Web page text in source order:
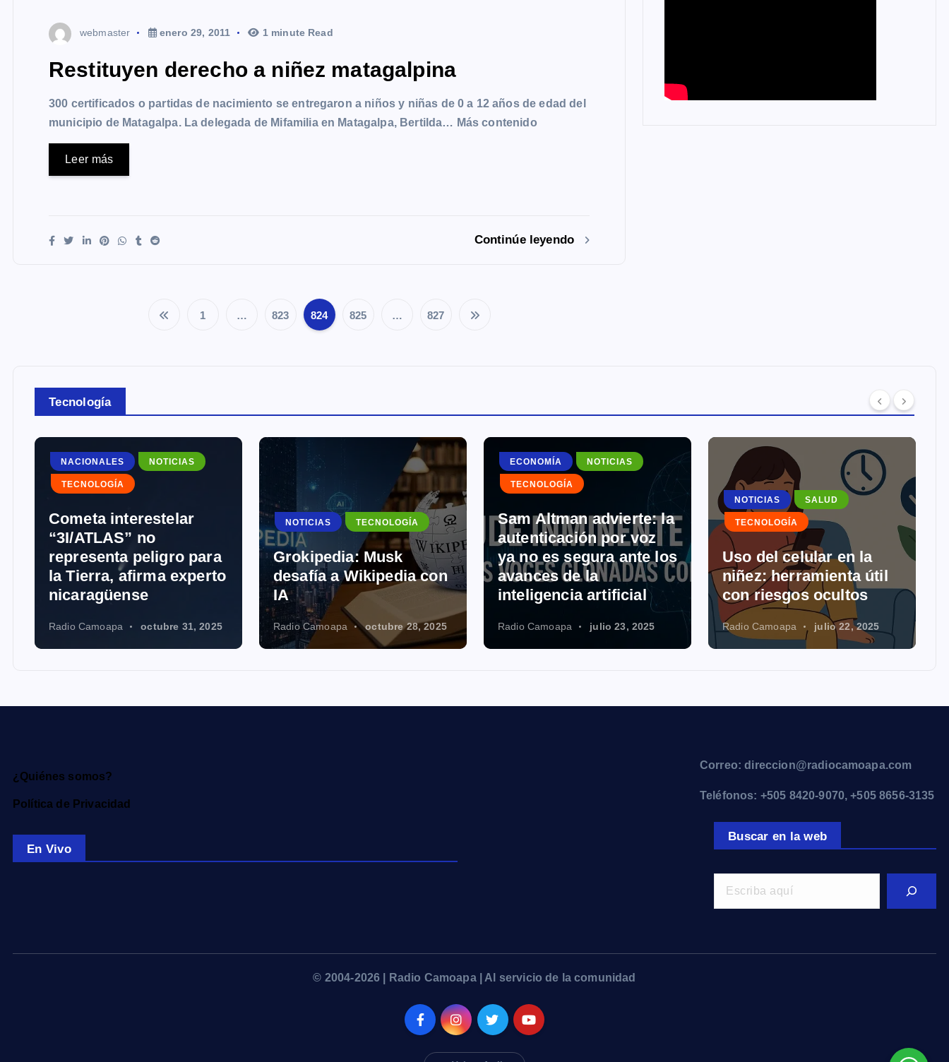
webmaster enero 29, 2011 1 minute Read
Restituyen derecho a niñez matagalpina
300 certificados o partidas de nacimiento se entregaron a niños y niñas de 0 a 12 años de edad del
municipio de Matagalpa. La delegada de Mifamilia en Matagalpa, Bertilda… Más contenido
Leer más
Continúe leyendo
P
c
i
n
d
e
e
n
t
a
1 … 823 824 825 … 827
Tecnología
NACIONALES NOTICIAS
TECNOLOGÍA
Cometa interestelar
“3I/ATLAS” no
representa peligro para
la Tierra, afirma experto
nicaragüense
Radio Camoapa octubre 31, 2025
NOTICIAS TECNOLOGÍA
Grokipedia: Musk
desafía a Wikipedia con
IA
Radio Camoapa octubre 28, 2025
ECONOMÍA NOTICIAS
TECNOLOGÍA
Sam Altman advierte: la
autenticación por voz
ya no es segura ante los
avances de la
inteligencia artificial
Radio Camoapa julio 23, 2025
NOTICIAS SALUD
TECNOLOGÍA
Uso del celular en la
niñez: herramienta útil
con riesgos ocultos
Radio Camoapa julio 22, 2025
¿Quiénes somos?
Política de Privacidad
En Vivo
Correo: direccion@radiocamoapa.com
Teléfonos: +505 8420-9070, +505 8656-3135
Buscar en la web
© 2004-2026 | Radio Camoapa | Al servicio de la comunidad